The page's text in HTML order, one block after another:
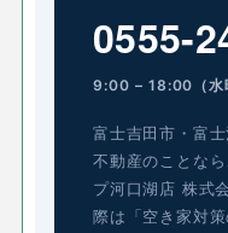
0555-
9:00 – 18:00（水
富士吉田市・富
不動産のことな
プ河口湖店 株式
際は「空き家対